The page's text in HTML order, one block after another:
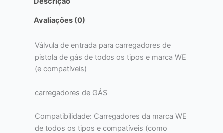
Avaliações (0)
Válvula de entrada para carregadores de
pistola de gás de todos os tipos e marca WE
(e compatíveis)
carregadores de GÁS
Compatibilidade: Carregadores da marca WE
de todos os tipos e compatíveis (como